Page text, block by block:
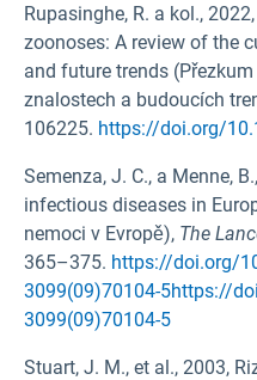
Rupasinghe, R. a kol.,
zoonoses: A review of the
and future trends
znalostech a budoucích
106225. https://doi.org/
Semenza, J. C., a Menne,
infectious diseases in
nemoci v Evropě), The
365–375. https://doi.org/
3099(09)70104-5https://
3099(09)70104-5
Stuart, J. M., et al., 2003,